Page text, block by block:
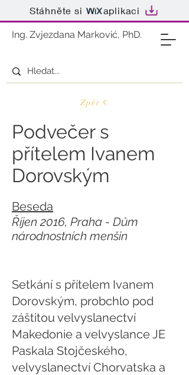
Stáhněte si aplikaci
Ing. Zvjezdana Marković, PhD.
Zpět
Podvečer s
přítelem Ivanem
Dorovským
Beseda
Říjen 2016, Praha - Dům
národnostních menšin
Setkání s přítelem Ivanem
Dorovským, probchlo pod
záštitou velvyslanectví
Makedonie a velvyslance JE
Paskala Stojčeského,
velvyslanectví Chorvatska a